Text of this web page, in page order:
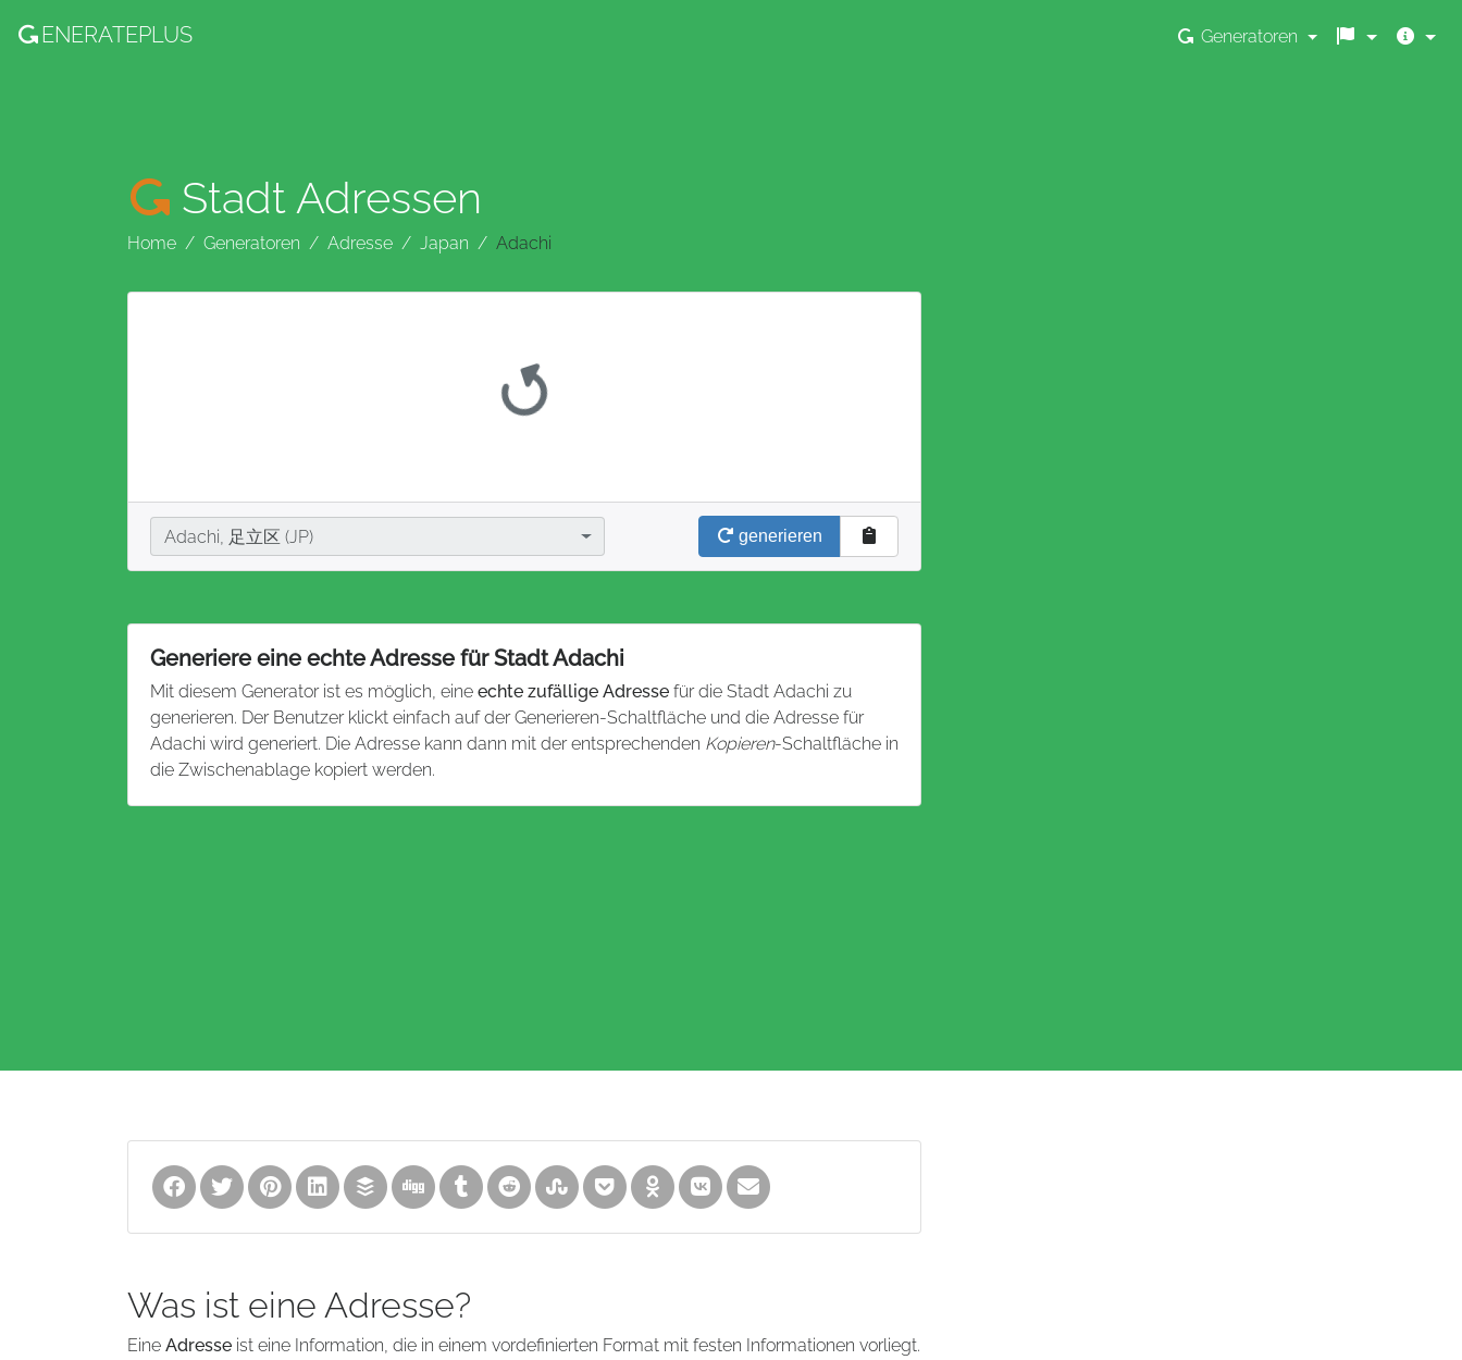
ENERATEPLUS Generatoren
Stadt Adressen
Home Generatoren Adresse Japan Adachi
Stadt
Adachi, 足立区 (JP)
generieren
Generiere eine echte Adresse für Stadt Adachi
Mit diesem Generator ist es möglich, eine echte zufällige Adresse für die Stadt Adachi zu
generieren. Der Benutzer klickt einfach auf der Generieren-Schaltfläche und die Adresse für
Adachi wird generiert. Die Adresse kann dann mit der entsprechenden Kopieren-Schaltfläche in
die Zwischenablage kopiert werden.
Was ist eine Adresse?
Eine Adresse ist eine Information, die in einem vordefinierten Format mit festen Informationen vorliegt.